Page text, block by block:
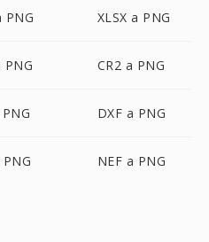
PNG XLSX a PNG
PNG CR2 a PNG
DXF a PNG
NEF a PNG